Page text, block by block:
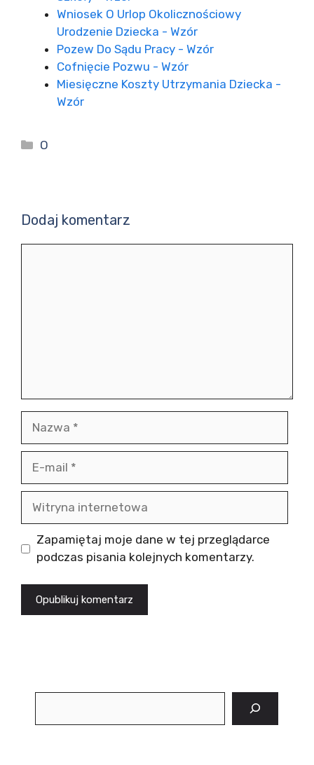
Wniosek O Urlop Okolicznościowy
Urodzenie Dziecka - Wzór
Pozew Do Sądu Pracy - Wzór
Cofnięcie Pozwu - Wzór
Miesięczne Koszty Utrzymania Dziecka -
Wzór
Kategorie
O
Dodaj komentarz
internetowa
Zapamiętaj moje dane w tej przeglądarce
podczas pisania kolejnych komentarzy.